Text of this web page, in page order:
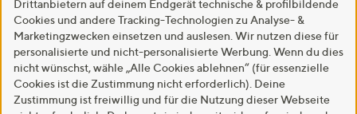
Drittanbietern auf deinem Endgerät technische & profilbildende
Cookies und andere Tracking-Technologien zu Analyse- &
Marketingzwecken einsetzen und auslesen. Wir nutzen diese für
personalisierte und nicht-personalisierte Werbung. Wenn du dies
nicht wünschst, wähle „Alle Cookies ablehnen“ (für essenzielle
Cookies ist die Zustimmung nicht erforderlich). Deine
Zustimmung ist freiwillig und für die Nutzung dieser Webseite